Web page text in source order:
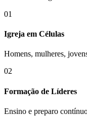
01
Igreja em Células
Homens, mulheres,
02
Formação de Líderes
Ensino e preparo